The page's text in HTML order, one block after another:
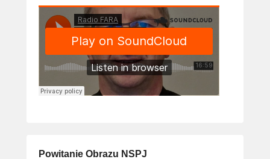
Powitanie Obrazu NSPJ